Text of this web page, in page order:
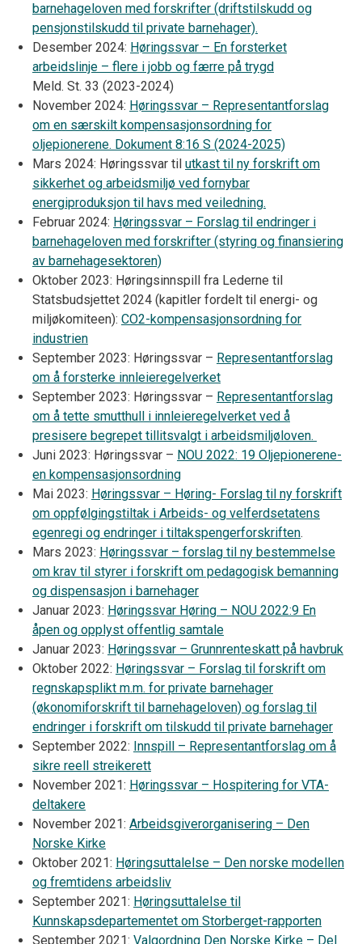
barnehageloven med forskrifter (driftstilskudd og
pensjonstilskudd til private barnehager).
Desember 2024: Høringssvar – En forsterket
arbeidslinje – flere i jobb og færre på trygd
Meld. St. 33 (2023-2024)
November 2024: Høringssvar – Representantforslag
om en særskilt kompensasjonsordning for
oljepionerene. Dokument 8:16 S (2024-2025)
Mars 2024: Høringssvar til utkast til ny forskrift om
sikkerhet og arbeidsmiljø ved fornybar
energiproduksjon til havs med veiledning.
Februar 2024: Høringssvar – Forslag til endringer i
barnehageloven med forskrifter (styring og finansiering
av barnehagesektoren)
Oktober 2023: Høringsinnspill fra Lederne til
Statsbudsjettet 2024 (kapitler fordelt til energi- og
miljøkomiteen): CO2-kompensasjonsordning for
industrien
September 2023: Høringssvar – Representantforslag
om å forsterke innleieregelverket
September 2023: Høringssvar – Representantforslag
om å tette smutthull i innleieregelverket ved å
presisere begrepet tillitsvalgt i arbeidsmiljøloven.
Juni 2023: Høringssvar – NOU 2022: 19 Oljepionerene-
en kompensasjonsordning
Mai 2023: Høringssvar – Høring- Forslag til ny forskrift
om oppfølgingstiltak i Arbeids- og velferdsetatens
egenregi og endringer i tiltakspengerforskriften.
Mars 2023: Høringssvar – forslag til ny bestemmelse
om krav til styrer i forskrift om pedagogisk bemanning
og dispensasjon i barnehager
Januar 2023: Høringssvar Høring – NOU 2022:9 En
åpen og opplyst offentlig samtale
Januar 2023: Høringssvar – Grunnrenteskatt på havbruk
Oktober 2022: Høringssvar – Forslag til forskrift om
regnskapsplikt m.m. for private barnehager
(økonomiforskrift til barnehageloven) og forslag til
endringer i forskrift om tilskudd til private barnehager
September 2022: Innspill – Representantforslag om å
sikre reell streikerett
November 2021: Høringssvar – Hospitering for VTA-
deltakere
November 2021: Arbeidsgiverorganisering – Den
Norske Kirke
Oktober 2021: Høringsuttalelse – Den norske modellen
og fremtidens arbeidsliv
September 2021: Høringsuttalelse til
Kunnskapsdepartementet om Storberget-rapporten
September 2021: Valgordning Den Norske Kirke – Del